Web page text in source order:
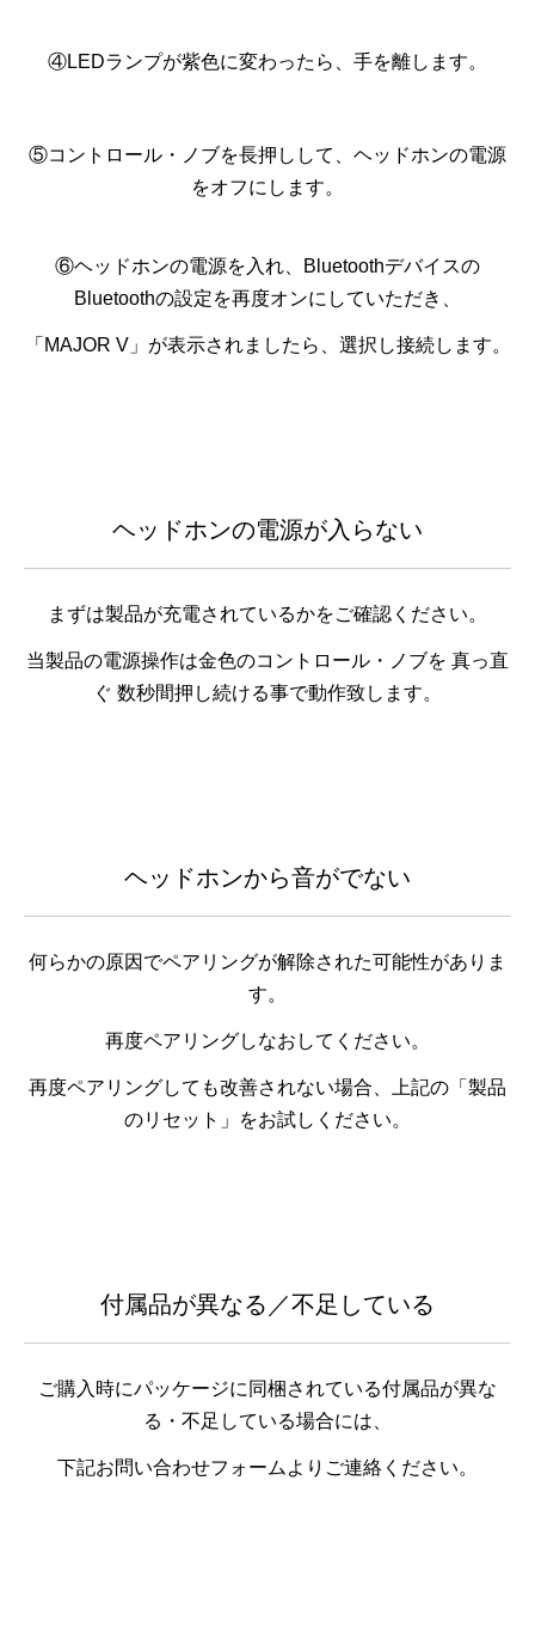
④LEDランプが紫色に変わったら、手を離します。
⑤コントロール・ノブを長押しして、ヘッドホンの電源
をオフにします。
⑥ヘッドホンの電源を入れ、Bluetoothデバイスの
Bluetoothの設定を再度オンにしていただき、
「MAJOR V」が表示されましたら、選択し接続します。
ヘッドホンの電源が入らない
まずは製品が充電されているかをご確認ください。
当製品の電源操作は金色のコントロール・ノブを 真っ直
ぐ 数秒間押し続ける事で動作致します。
ヘッドホンから音がでない
何らかの原因でペアリングが解除された可能性がありま
す。
再度ペアリングしなおしてください。
再度ペアリングしても改善されない場合、上記の「製品
のリセット」をお試しください。
付属品が異なる／不足している
ご購入時にパッケージに同梱されている付属品が異な
る・不足している場合には、
下記お問い合わせフォームよりご連絡ください。